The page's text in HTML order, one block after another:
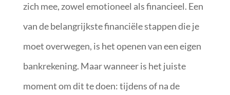
zich mee, zowel emotioneel als financieel. Een
van de belangrijkste financiële stappen die je
moet overwegen, is het openen van een eigen
bankrekening. Maar wanneer is het juiste
moment om dit te doen: tijdens of na de